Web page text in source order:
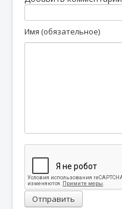
Имя (обязательное)
Отправить